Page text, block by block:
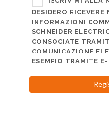
DESIDERO RICEVERE
INFORMAZIONI
SCHNEIDER
CONSOCIATE
COMUNICAZIONE
ESEMPIO TRAMITE